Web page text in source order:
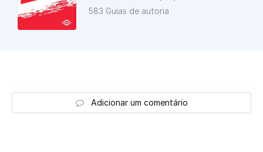
583 Guias de autoria
Adicionar um comentário